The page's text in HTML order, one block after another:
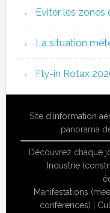
Eviter les zones
La situation
Fly-in Rotax
Site d'information
panorama
Découvrez chaque
Industrie
Manifestations
conférences)